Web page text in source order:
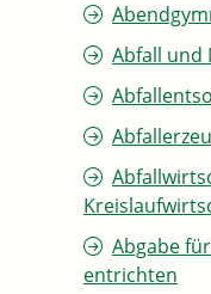
Abfall und
Abgabe
entrichten